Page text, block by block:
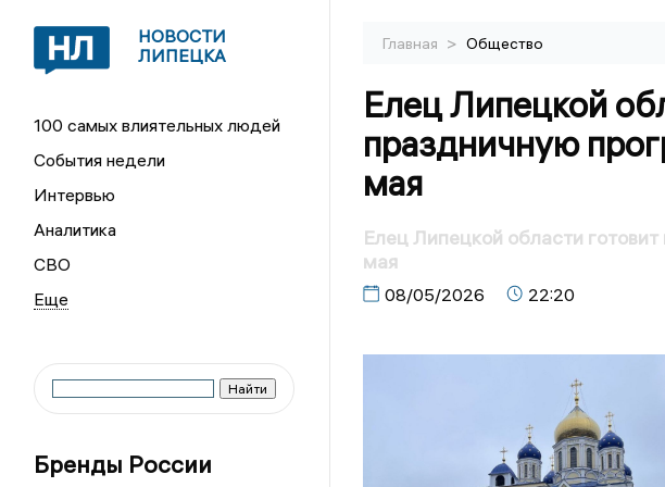
НОВОСТИ
ЛИПЕЦКА
100 самых влиятельных людей
События недели
Интервью
Аналитика
СВО
Бренды России
Главная > Общество
Елец Липецкой
праздничную
мая
Елец Липецкой области
мая
08/05/2026 22:20